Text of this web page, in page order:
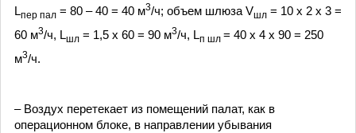
Lпер пал = 80 – 40 = 40 м3/ч; объем шлюза Vшл = 10 х 2 х 3 =
60 м3/ч, Lшл = 1,5 х 60 = 90 м3/ч, Lп шл = 40 х 4 х 90 = 250
м3/ч.
– Воздух перетекает из помещений палат, как в
операционном блоке, в направлении убывания